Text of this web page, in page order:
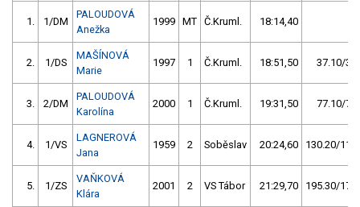
1. 1/DM
PALOUDOVÁ
Anežka
1999 MT Č.Kruml. 18:14,40
2. 1/DS
MAŠÍNOVÁ
Marie
1997 1 Č.Kruml. 18:51,50 37.10/3,4
3. 2/DM
PALOUDOVÁ
Karolína
2000 1 Č.Kruml. 19:31,50 77.10/7,0
4. 1/VS
LAGNEROVÁ
Jana
1959 2 Soběslav 20:24,60 130.20/11,9
5. 1/ZS
VAŇKOVÁ
Klára
2001 2 VS Tábor 21:29,70 195.30/17,8